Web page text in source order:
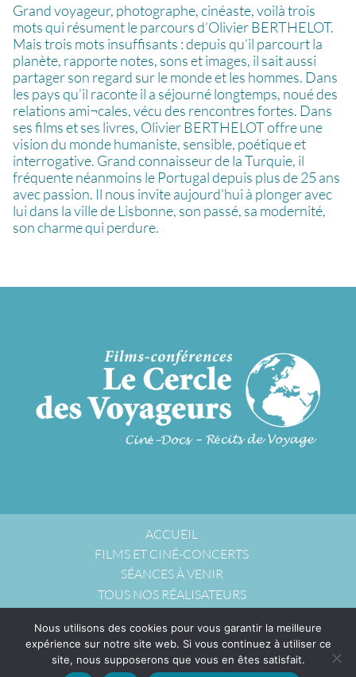
Grand voyageur, photographe, cinéaste, voilà trois
mots qui résument le parcours d’Olivier BERTHELOT.
Mais trois mots insuffisants : depuis qu’il parcourt la
planète, rapporte notes, sons et images, il sait aussi
partager son regard sur le monde et les hommes. Dans
les pays qu’il raconte il a séjourné longtemps, noué des
relations ami¬cales, vécu des rencontres fortes. Dans
ses films et ses livres, Olivier BERTHELOT offre une
vision du monde humaniste, sensible, poétique et
interrogative. Grand connaisseur de la Turquie, il
fréquente néanmoins le Portugal depuis plus de 25 ans
avec passion. Il nous invite aujourd'hui à plonger avec
lui dans la ville de Lisbonne, son passé, sa modernité,
son charme qui perdure.
ACCUEIL
FILMS ET CINÉ-CONCERTS
SÉANCES À VENIR
TOUS NOS RÉALISATEURS
NOUS CONTACTER
POLITIQUE DE CONFIDENTIALITÉ
Nous utilisons des cookies pour vous garantir la meilleure
expérience sur notre site web. Si vous continuez à utiliser ce
site, nous supposerons que vous en êtes satisfait.